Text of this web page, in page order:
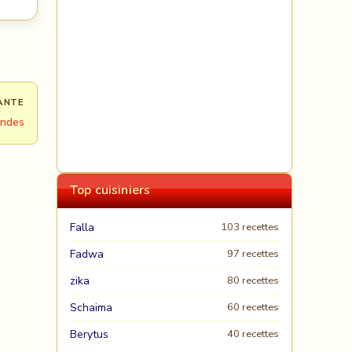
Top cuisiniers
Falla 103 recettes
Fadwa 97 recettes
zika 80 recettes
Schaima 60 recettes
Berytus
40 recettes